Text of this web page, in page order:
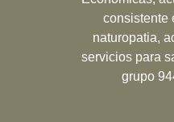
consistente
naturopatia,
servicios para
grupo